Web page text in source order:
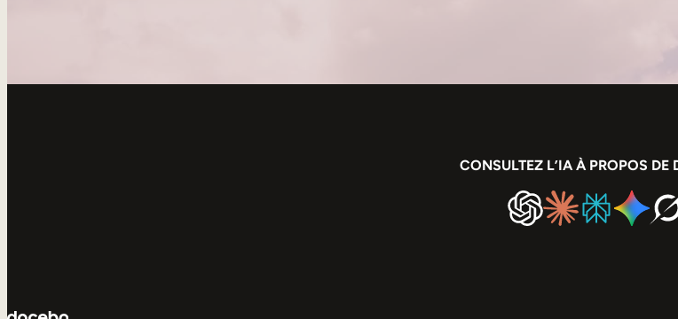
CONSULTEZ L’IA À PROPOS DE